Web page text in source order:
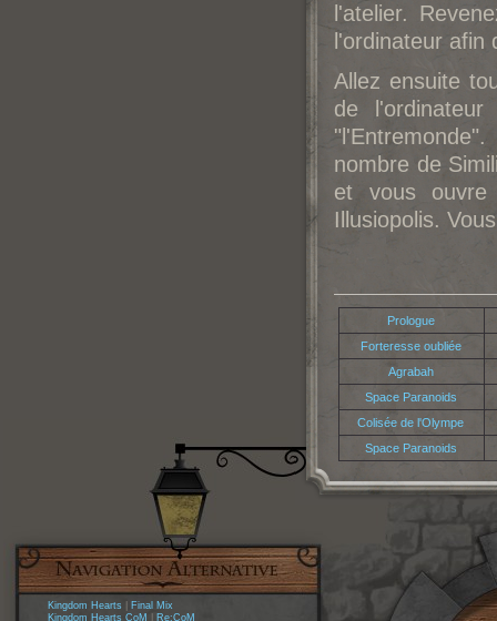
l'atelier.
l'ordinateur
Allez ensuite
de
nombre de
et vous
Illusiopolis.
Prologue
Forteresse oubliée
Agrabah
Space Paranoids
Colisée de l'Olympe
Space Paranoids
Kingdom Hearts
Final Mix
Kingdom Hearts CoM
Re:CoM